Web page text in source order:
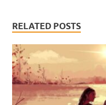
RELATED POSTS